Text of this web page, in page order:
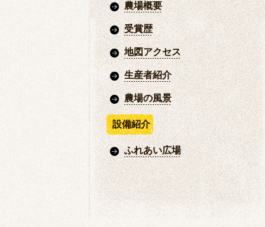
農場概要
受賞歴
地図アクセス
生産者紹介
農場の風景
設備紹介
ふれあい広場